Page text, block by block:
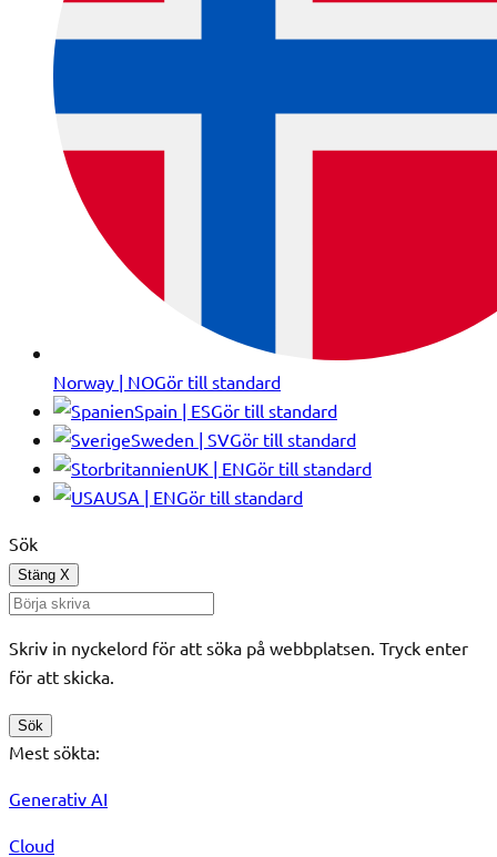
Norway | NOGör till standard
Spain | ESGör till standard
Sweden | SVGör till standard
UK | ENGör till standard
USA | ENGör till standard
Sök
Stäng X
Skriv in nyckelord för att söka på webbplatsen. Tryck enter
för att skicka.
Sök
Mest sökta:
Generativ AI
Cloud